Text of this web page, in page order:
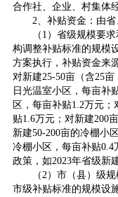
合作社、企业、村集体
2、补贴资金：由省
（1）省级规模要求
构调整补贴标准的规模
方案执行，补贴资金来
对新建25-50亩（含25
日光温室小区，每亩补
区，每亩补贴1.2万元
贴1.6万元；对新建200
新建50-200亩的冷棚小
冷棚小区，每亩补贴0.4
政策，如2023年省级新
（2）市（县）级规
市级补贴标准的规模设